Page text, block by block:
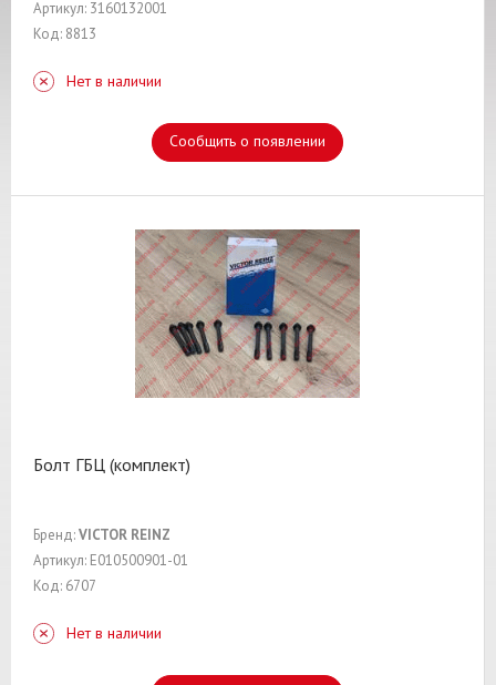
Артикул: 3160132001
Код: 8813
Нет в наличии
Сообщить о появлении
Болт ГБЦ (комплект)
Бренд:VICTOR REINZ
Артикул: E010500901-01
Код: 6707
Нет в наличии